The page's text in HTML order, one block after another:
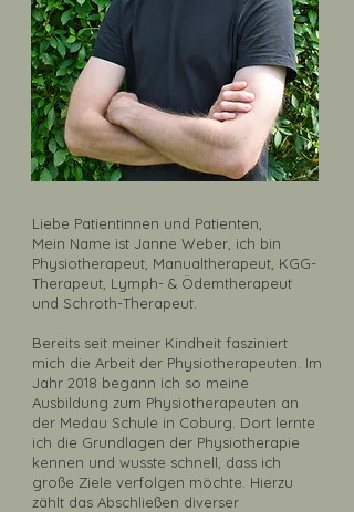
Liebe Patientinnen und Patienten,
Mein Name ist Janne Weber, ich bin
Physiotherapeut, Manualtherapeut, KGG-
Therapeut, Lymph- & Ödemtherapeut
und Schroth-Therapeut.
Bereits seit meiner Kindheit fasziniert
mich die Arbeit der Physiotherapeuten. Im
Jahr 2018 begann ich so meine
Ausbildung zum Physiotherapeuten an
der Medau Schule in Coburg. Dort lernte
ich die Grundlagen der Physiotherapie
kennen und wusste schnell, dass ich
große Ziele verfolgen möchte. Hierzu
zählt das Abschließen diverser